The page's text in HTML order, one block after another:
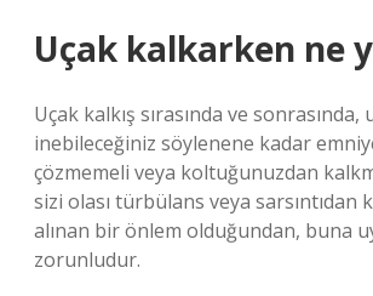
Uçak kalkarken ne
Uçak kalkış sırasında ve sonrasında,
inebileceğiniz söylenene kadar
çözmemeli veya koltuğunuzdan
sizi olası türbülans veya sarsıntıdan
alınan bir önlem olduğundan, buna
zorunludur.